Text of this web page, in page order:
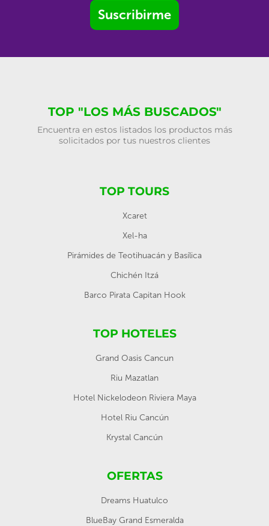
Suscribirme
TOP "LOS MÁS BUSCADOS"
Encuentra en estos listados los productos más
solicitados por tus nuestros clientes
TOP TOURS
Xcaret
Xel-ha
Pirámides de Teotihuacán y Basílica
Chichén Itzá
Barco Pirata Capitan Hook
TOP HOTELES
Grand Oasis Cancun
Riu Mazatlan
Hotel Nickelodeon Riviera Maya
Hotel Riu Cancún
Krystal Cancún
OFERTAS
Dreams Huatulco
BlueBay Grand Esmeralda